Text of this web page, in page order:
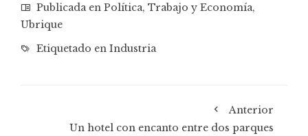
Publicada en Política, Trabajo y Economía,
Ubrique
Etiquetado en Industria
Anterior
Un hotel con encanto entre dos parques